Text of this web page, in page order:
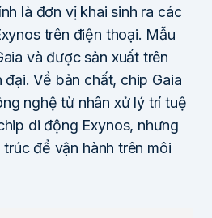
là đơn vị khai sinh ra các
trên điện thoại. Mẫu
và được sản xuất trên
đại. Về bản chất, chip Gaia
nghệ từ nhân xử lý trí tuệ
di động Exynos, nhưng
để vận hành trên môi